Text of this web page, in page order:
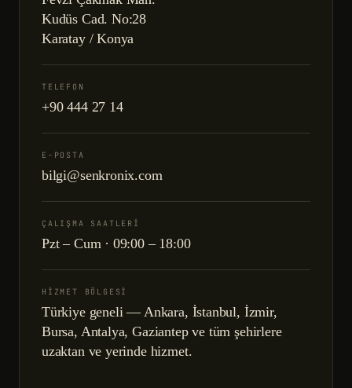
Kudüs Cad. No:28
Karatay / Konya
TELEFON
+90 444 27 14
E-POSTA
bilgi@senkronix.com
ÇALIŞMA SAATLERI
Pzt – Cum · 09:00 – 18:00
HIZMET BÖLGESI
Türkiye geneli — Ankara, İstanbul, İzmir,
Bursa, Antalya, Gaziantep ve tüm şehirlere
uzaktan ve yerinde hizmet.